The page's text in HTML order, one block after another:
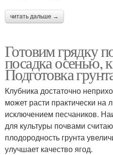
читать дальше →
Готовим грядку
посадка осенью,
Подготовка
Клубника достаточно
может расти практически на
исключением песчаников.
для культуры почвами
плодородность грунта
улучшает качество ягод.